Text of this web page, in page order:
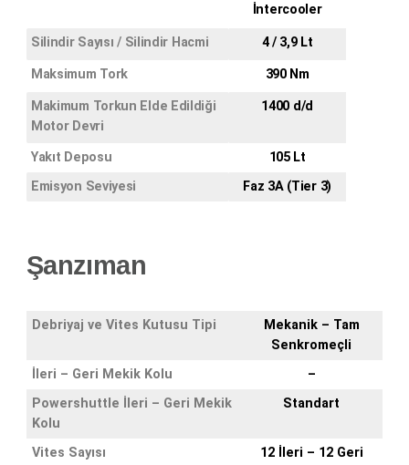
İntercooler
Silindir Sayısı / Silindir Hacmi 4 / 3,9 Lt
Maksimum Tork 390 Nm
Makimum Torkun Elde Edildiği
Motor Devri
1400 d/d
Yakıt Deposu
105 Lt
Emisyon Seviyesi
Faz 3A (Tier 3)
Şanzıman
Debriyaj ve Vites Kutusu Tipi
Mekanik – Tam
Senkromeçli
İleri – Geri Mekik Kolu
–
Powershuttle İleri – Geri Mekik
Kolu
Standart
Vites Sayısı
12 İleri – 12 Geri